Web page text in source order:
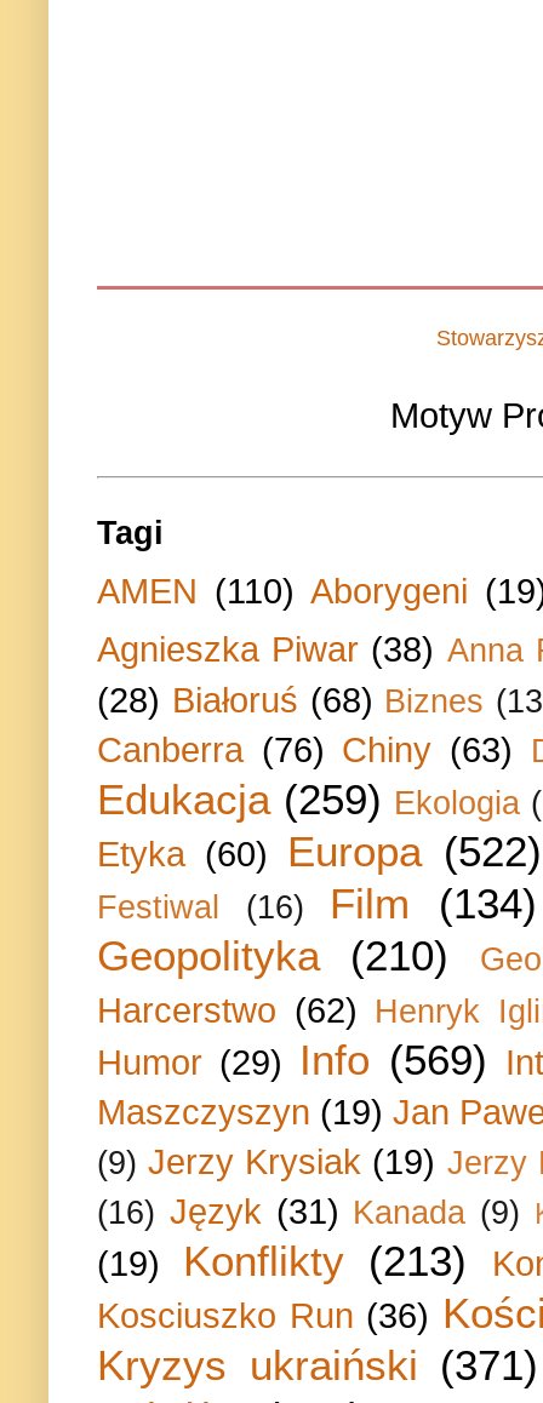
Motyw
Tagi
AMEN (110) Aborygeni
Agnieszka Piwar (38) Anna
(28) Białoruś (68) Biznes
Canberra (76) Chiny (63)
Edukacja (259) Ekologia
Etyka (60) Europa (522)
Festiwal (16) Film
(134)
Geopolityka
(210)
Harcerstwo (62) Henryk
Humor (29) Info (569)
Maszczyszyn (19) Jan
(9) Jerzy Krysiak (19) Jerzy
(16) Język (31) Kanada (9)
(19) Konflikty (213)
Kosciuszko Run (36)
Kryzys ukraiński (371)